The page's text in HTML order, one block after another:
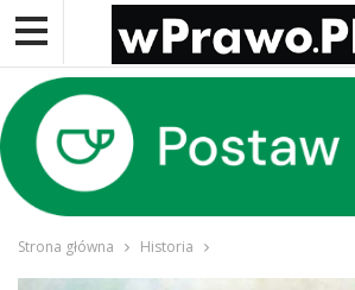
Strona główna Historia